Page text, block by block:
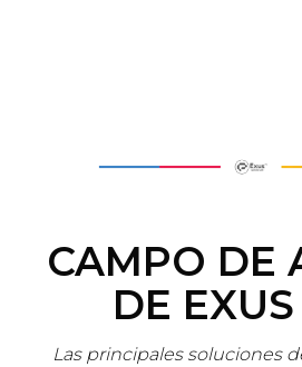
CAMPO DE
DE
Las principales soluciones